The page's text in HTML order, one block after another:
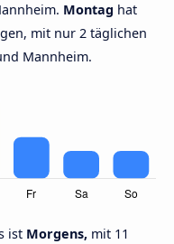
Montag hat
mit nur 2 täglichen
Mannheim.
ist Morgens, mit 11